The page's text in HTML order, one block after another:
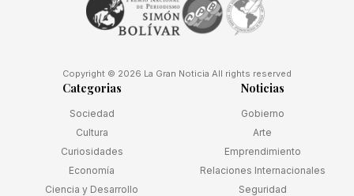
Copyright © 2026 La Gran Noticia All rights reserved
Categorias
Sociedad
Cultura
Curiosidades
Economía
Ciencia y Desarrollo
Noticias
Gobierno
Arte
Emprendimiento
Relaciones Internacionales
Seguridad